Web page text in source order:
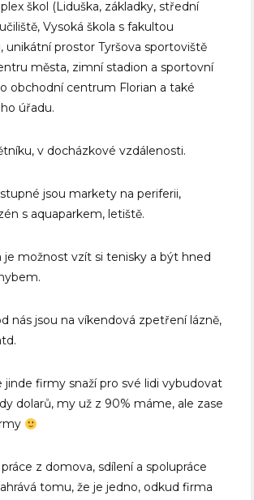
škol (Liduška, základky, střední
Vysoká škola s fakultou
prostor Tyršova sportoviště
města, zimní stadion a sportovní
obchodní centrum Florian a také
úřadu.
v docházkové vzdálenosti.
jsou markety na periferii,
s aquaparkem, letiště.
možnost vzít si tenisky a být hned
nás jsou na víkendová zpetření lázně,
jinde firmy snaží pro své lidi vybudovat
dolarů, my už z 90% máme, ale zase
z domova, sdílení a spolupráce
tomu, že je jedno, odkud firma